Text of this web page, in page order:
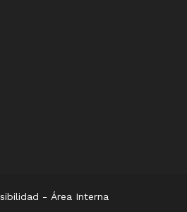
- Área Interna